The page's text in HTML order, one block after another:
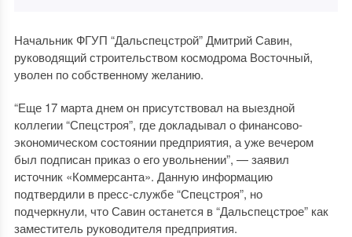
Начальник ФГУП “Дальспецстрой” Дмитрий Савин,
руководящий строительством космодрома Восточный,
уволен по собственному желанию.
“Еще 17 марта днем он присутствовал на выездной
коллегии “Спецстроя”, где докладывал о финансово-
экономическом состоянии предприятия, а уже вечером
был подписан приказ о его увольнении”, — заявил
источник «Коммерсанта». Данную информацию
подтвердили в пресс-службе “Спецстроя”, но
подчеркнули, что Савин останется в “Дальспецстрое” как
заместитель руководителя предприятия.